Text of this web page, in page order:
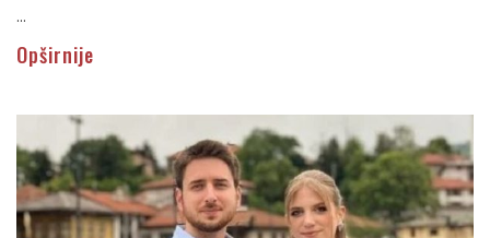
...
Opširnije